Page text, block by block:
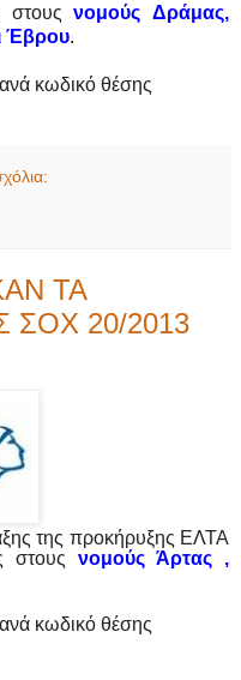
στουςνομούςΔράμας,
Έβρου.
κωδικό θέσης
ΤΑ
20/2013
της προκήρυξης ΕΛΤΑ
στους νομούς Άρτας ,
κωδικό θέσης